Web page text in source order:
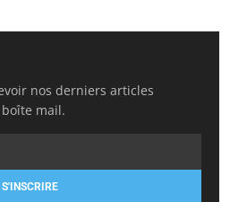
nos derniers articles
mail.
S'INSCRIRE